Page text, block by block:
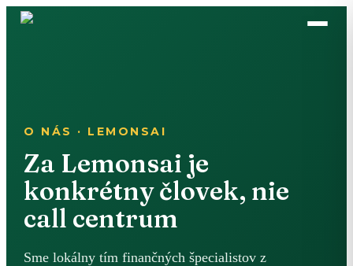
O NÁS · LEMONSAI
Za Lemonsai je
konkrétny človek, nie
call centrum
Sme lokálny tím finančných špecialistov z